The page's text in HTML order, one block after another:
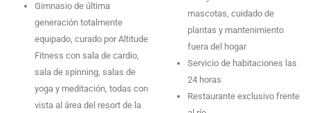
Gimnasio de última
generación totalmente
equipado, curado por Altitude
Fitness con sala de cardio,
sala de spinning, salas de
yoga y meditación, todas con
vista al área del resort de la
mascotas, cuidado de
plantas y mantenimiento
fuera del hogar
Servicio de habitaciones las
24 horas
Restaurante exclusivo frente